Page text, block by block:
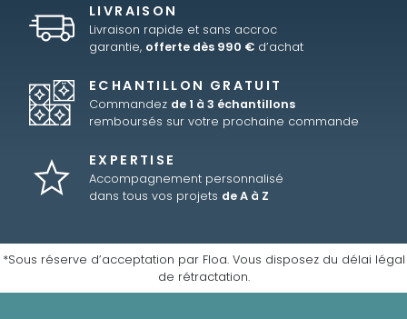
LIVRAISON
Livraison rapide et sans accroc
garantie, offerte dès 990 € d’achat
ECHANTILLON GRATUIT
Commandez de 1 à 3 échantillons
remboursés sur votre prochaine commande
EXPERTISE
Accompagnement personnalisé
dans tous vos projets de A à Z
*Sous réserve d’acceptation par Floa. Vous disposez du délai légal
de rétractation.